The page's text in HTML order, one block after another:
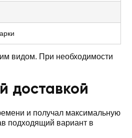
видом. При необходимости
доставкой
и получал максимальную
подходящий вариант в